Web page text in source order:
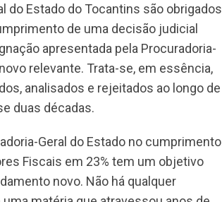
do Estado do Tocantins são obrigados
de uma decisão judicial
apresentada pela Procuradoria-
relevante. Trata-se, em essência,
analisados e rejeitados ao longo de
duas décadas.
Geral do Estado no cumprimento
Fiscais em 23% tem um objetivo
novo. Não há qualquer